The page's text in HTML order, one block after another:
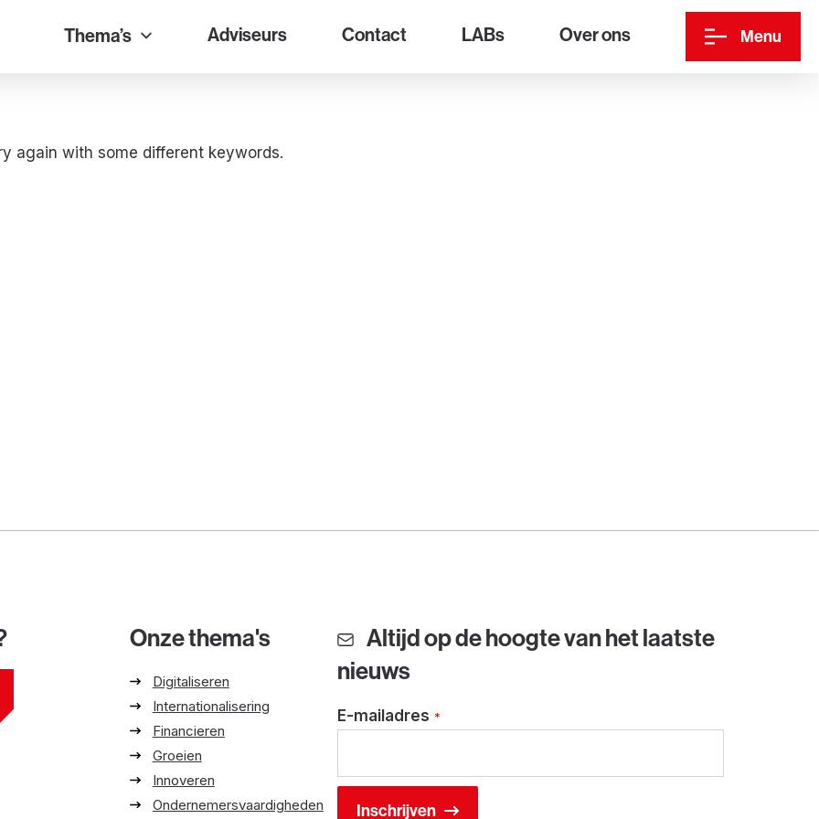
Thema’s Adviseurs Contact LABs Over ons Menu
again with some different keywords.
Onze thema's
Digitaliseren
Internationalisering
Financieren
Groeien
Innoveren
Ondernemersvaardigheden
Altijd op de hoogte van het laatste
nieuws
E-mailadres *